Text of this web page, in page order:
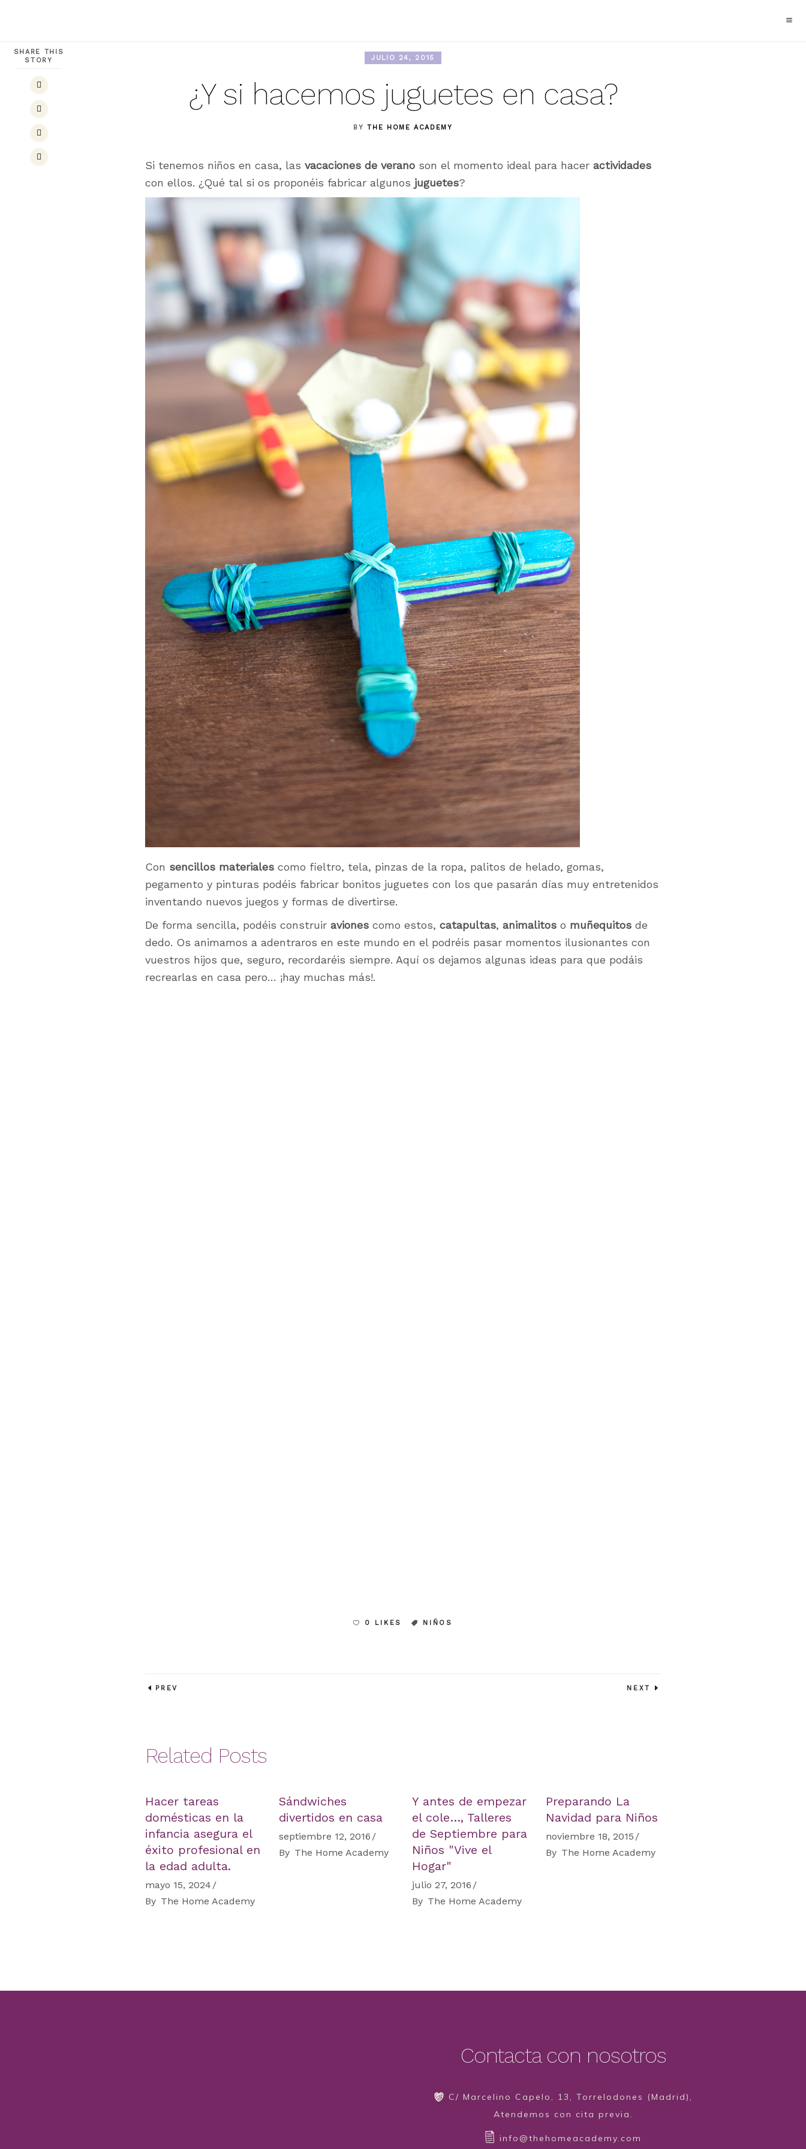
SHARE THIS
STORY
JULIO 24, 2015
¿Y si hacemos juguetes en casa?
BYTHE HOME ACADEMY
Si tenemos niños en casa, las vacaciones de verano son el momento ideal para hacer actividades
con ellos. ¿Qué tal si os proponéis fabricar algunos juguetes?
Con sencillos materiales como fieltro, tela, pinzas de la ropa, palitos de helado, gomas,
pegamento y pinturas podéis fabricar bonitos juguetes con los que pasarán días muy entretenidos
inventando nuevos juegos y formas de divertirse.
De forma sencilla, podéis construir aviones como estos, catapultas, animalitos o muñequitos de
dedo. Os animamos a adentraros en este mundo en el podréis pasar momentos ilusionantes con
vuestros hijos que, seguro, recordaréis siempre. Aquí os dejamos algunas ideas para que podáis
recrearlas en casa pero… ¡hay muchas más!.
0 LIKES NIÑOS
PREV NEXT
Related Posts
Hacer tareas
domésticas en la
infancia asegura el
éxito profesional en
la edad adulta.
mayo 15, 2024
By The Home Academy
Sándwiches
divertidos en casa
septiembre 12, 2016
By The Home Academy
Y antes de empezar
el cole…, Talleres
de Septiembre para
Niños "Vive el
Hogar"
julio 27, 2016
By The Home Academy
Preparando La
Navidad para Niños
noviembre 18, 2015
By The Home Academy
Contacta con nosotros
C/ Marcelino Capelo, 13, Torrelodones (Madrid),
Atendemos con cita previa.
info@thehomeacademy.com